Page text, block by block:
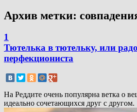
Архив метки:
1
Тютелька в тютельку, или
перфекциониста
На Реддите очень популярна ветка о
идеально сочетающихся друг с другом.